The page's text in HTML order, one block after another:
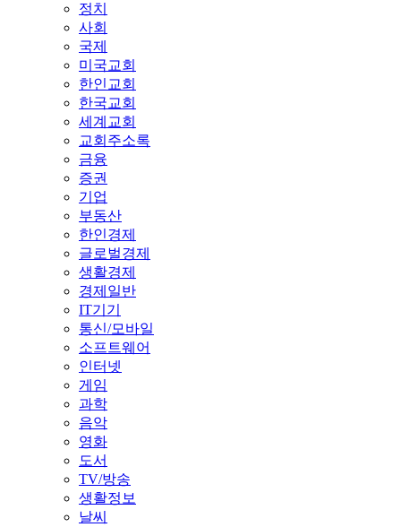
정치
사회
국제
미국교회
한인교회
한국교회
세계교회
교회주소록
금융
증권
기업
부동산
한인경제
글로벌경제
생활경제
경제일반
IT기기
통신/모바일
소프트웨어
인터넷
게임
과학
음악
영화
도서
TV/방송
생활정보
날씨